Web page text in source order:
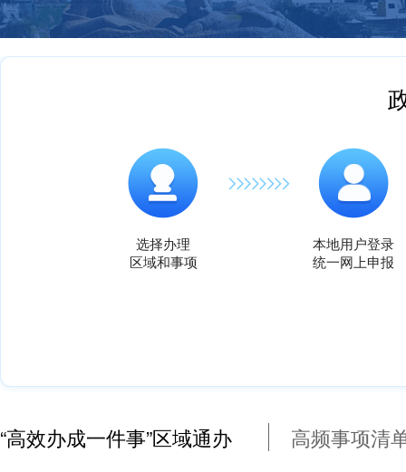
选择办理
区域和事项
本地用户登录
统一网上申报
“高效办成一件事”区域通办 高频事项清